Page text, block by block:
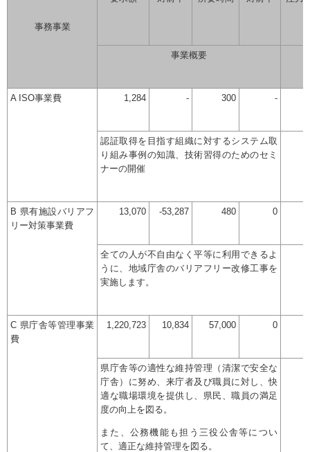
事務事業
事業概要
A ISO事業費 1,284 - 300 -
認証取得を目指す組織に対するシステム取
り組み事例の知識、技術習得のためのセミ
ナーの開催
B 県有施設バリアフ
リー対策事業費
13,070 -53,287 480 0
全ての人が不自由なく平等に利用できるよ
うに、地域庁舎のバリアフリー改修工事を
実施します。
C 県庁舎等管理事業
費
1,220,723 10,834 57,000 0
県庁舎等の適性な維持管理（清潔で安全な
庁舎）に努め、来庁者及び職員に対し、快
適な職場環境を提供し、県民、職員の満足
度の向上を図る。
また、公務機能も担う三役公舎等につい
て、適正な維持管理を図る。